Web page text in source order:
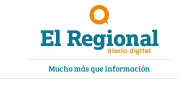
Mucho más que información